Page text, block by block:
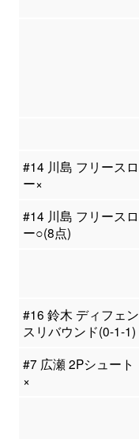
#14 川島 フリースロ
ー×
#14 川島 フリースロ
ー○(8点)
#16 鈴木 ディフェン
スリバウンド(0-1-1)
#7 広瀬 2Pシュート
×